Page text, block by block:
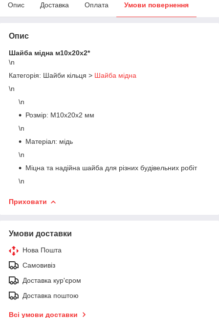
Опис Доставка Оплата Умови повернення
Опис
Шайба мідна м10х20х2*
\n
Категорія: Шайби кільця > Шайба мідна
\n
\n
Розмір: M10х20х2 мм
\n
Матеріал: мідь
\n
Міцна та надійна шайба для різних будівельних робіт
\n
Приховати
Умови доставки
Нова Пошта
Самовивіз
Доставка кур'єром
Доставка поштою
Всі умови доставки